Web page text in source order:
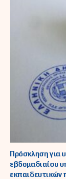
Πρόσκληση για
εβδομαδιαίου
εκπαιδευτικών